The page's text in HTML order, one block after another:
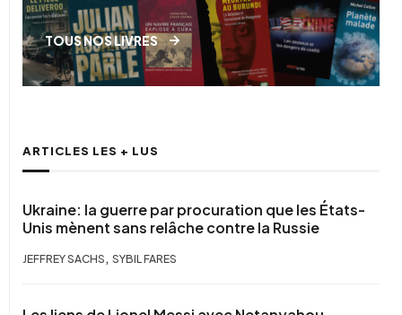
TOUS NOS LIVRES
ARTICLES LES + LUS
Ukraine: la guerre par procuration que les États-
Unis mènent sans relâche contre la Russie
JEFFREY SACHS , SYBIL FARES